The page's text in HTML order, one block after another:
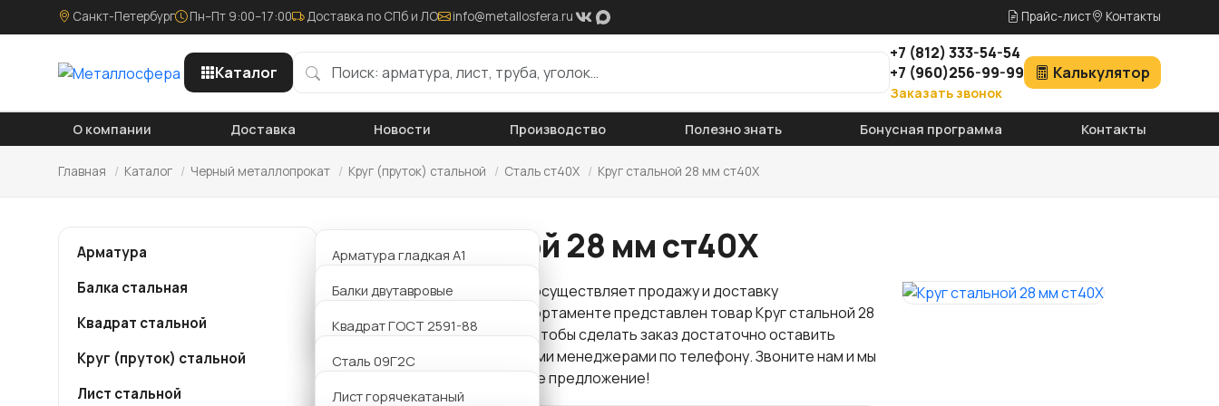
Санкт-Петербург Пн–Пт 9:00–17:00 Доставка по СПб и ЛО info@metallosfera.ru Прайс-лист Контакты
Каталог
+7 (812)333-54-54
+7 (960)256-99-99
Заказать звонок
Калькулятор
О компании Доставка Новости Производство Полезно знать Бонусная программа Контакты
Главная / Каталог / Черный металлопрокат / Круг (пруток) стальной / Сталь ст40Х / Круг стальной 28 мм ст40Х
Арматура
Арматура гладкая А1
Арматура рифленая А3
Арматура АТ800
Балка стальная
Балки двутавровые
Балки Б двутавровые
Балки К двутавровые
Балки Ш двутавровые
Квадрат стальной Квадрат ГОСТ 2591-88
Круг (пруток) стальной
Сталь 09Г2С
Сталь 20
Лист стальной
Лист горячекатаный
Круг стальной 28 мм ст40Х
Компания "Металлосфера" осуществляет продажу и доставку
. В нашем сортаменте представлен товар Круг стальной 28
мм ст40Х по оптовой цене. Чтобы сделать заказ достаточно оставить
заявку или связаться с нашими менеджерами по телефону. Звоните нам и мы
сделаем для Вас интересное предложение!